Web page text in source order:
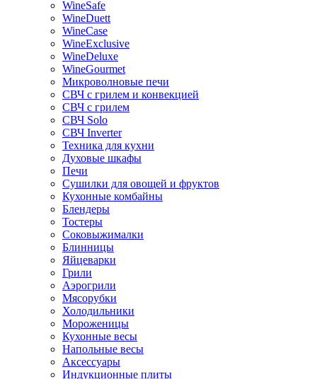
WineSafe
WineDuett
WineCase
WineExclusive
WineDeluxe
WineGourmet
Микроволновые печи
СВЧ с грилем и конвекцией
СВЧ с грилем
СВЧ Solo
СВЧ Inverter
Техника для кухни
Духовые шкафы
Печи
Сушилки для овощей и фруктов
Кухонные комбайны
Блендеры
Тостеры
Соковыжималки
Блинницы
Яйцеварки
Грили
Аэрогрили
Мясорубки
Холодильники
Мороженицы
Кухонные весы
Напольные весы
Аксессуары
Индукционные плиты